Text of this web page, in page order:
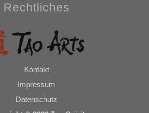
Rechtliches
Kontakt
Impressum
Datenschutz